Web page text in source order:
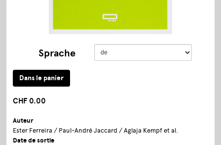
Sprache
CHF 0.00
Auteur
Ester Ferreira / Paul-André Jaccard / Aglaja Kempf et al.
Date de sortie